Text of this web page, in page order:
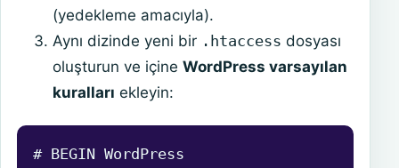
(yedekleme amacıyla).
Aynı dizinde yeni bir .htaccess dosyası
oluşturun ve içine WordPress varsayılan
kuralları ekleyin:
# BEGIN WordPress